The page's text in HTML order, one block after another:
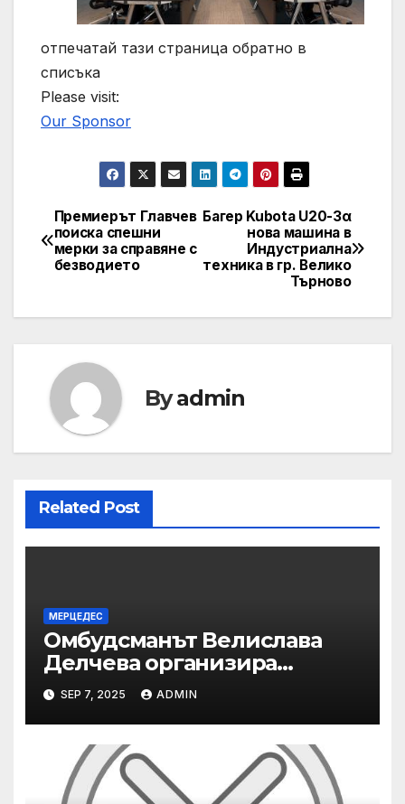
отпечатай тази страница обратно в
списъка
Please visit:
Our Sponsor
Post
navigation
Багер Kubota U20-3α
нова машина в
Индустриална
техника в гр. Велико
Търново
Премиерът Главчев
поиска спешни
мерки за справяне с
безводието
Byadmin
Related Post
МЕРЦЕДЕС
Омбудсманът Велислава
Делчева организира
изслушване на
номинираните кандидати
за заместник-омбудсман
SEP 7, 2025 ADMIN